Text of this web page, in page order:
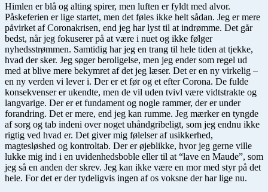
Himlen er blå og alting spirer, men luften er fyldt med alvor.
Påskeferien er lige startet, men det føles ikke helt sådan. Jeg er mere
påvirket af Coronakrisen, end jeg har lyst til at indrømme. Det går
bedst, når jeg fokuserer på at være i nuet og ikke følger
nyhedsstrømmen. Samtidig har jeg en trang til hele tiden at tjekke,
hvad der sker. Jeg søger beroligelse, men jeg ender som regel ud
med at blive mere bekymret af det jeg læser. Det er en ny virkelig –
en ny verden vi lever i. Der er et før og et efter Corona. De fulde
konsekvenser er ukendte, men de vil uden tvivl være vidtstrakte og
langvarige. Der er et fundament og nogle rammer, der er under
forandring. Det er mere, end jeg kan rumme. Jeg mærker en tyngde
af sorg og tab indeni over noget uhåndgribeligt, som jeg endnu ikke
rigtig ved hvad er. Det giver mig følelser af usikkerhed,
magtesløshed og kontroltab. Der er øjeblikke, hvor jeg gerne ville
lukke mig ind i en uvidenhedsboble eller til at “lave en Maude”, som
jeg så en anden der skrev. Jeg kan ikke være en mor med styr på det
hele. For det er der tydeligvis ingen af os voksne der har lige nu.